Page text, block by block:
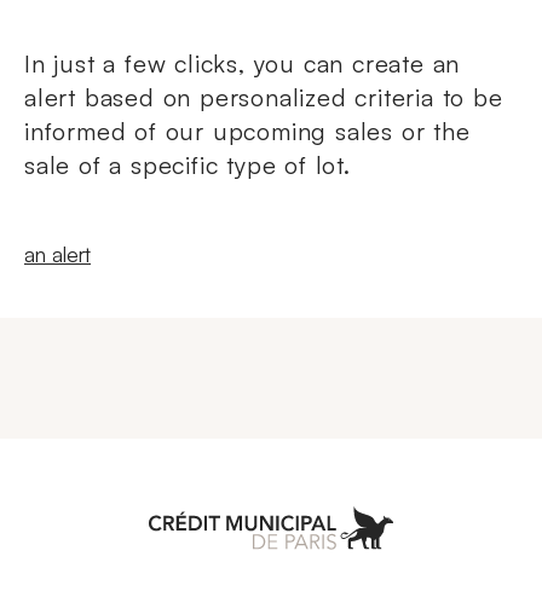
In just a few clicks, you can create an
alert based on personalized criteria to be
informed of our upcoming sales or the
sale of a specific type of lot.
New windowCreate
an alert